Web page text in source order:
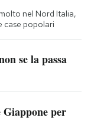
nel Nord Italia,
case popolari
se la passa
per